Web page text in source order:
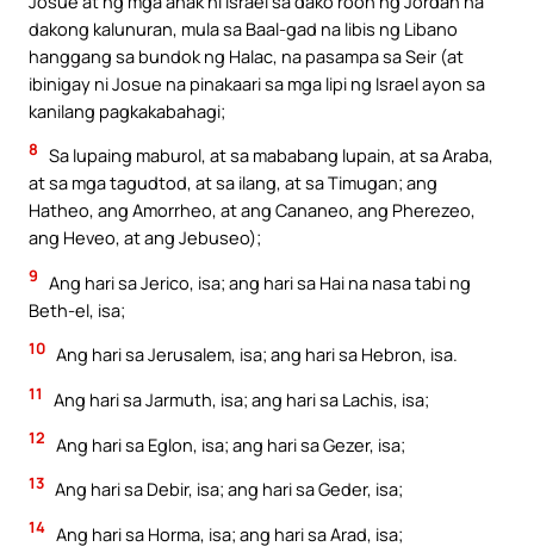
dakong kalunuran, mula sa Baal-gad na libis ng Libano
hanggang sa bundok ng Halac, na pasampa sa Seir (at
ibinigay ni Josue na pinakaari sa mga lipi ng Israel ayon sa
kanilang pagkakabahagi;
8 Sa lupaing maburol, at sa mababang lupain, at sa Araba,
at sa mga tagudtod, at sa ilang, at sa Timugan; ang
Hatheo, ang Amorrheo, at ang Cananeo, ang Pherezeo,
ang Heveo, at ang Jebuseo);
9 Ang hari sa Jerico, isa; ang hari sa Hai na nasa tabi ng
Beth-el, isa;
10 Ang hari sa Jerusalem, isa; ang hari sa Hebron, isa.
11 Ang hari sa Jarmuth, isa; ang hari sa Lachis, isa;
12 Ang hari sa Eglon, isa; ang hari sa Gezer, isa;
13 Ang hari sa Debir, isa; ang hari sa Geder, isa;
14 Ang hari sa Horma, isa; ang hari sa Arad, isa;